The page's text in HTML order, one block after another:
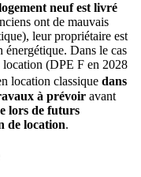
neuf est livré
ont de mauvais
leur propriétaire est
énergétique. Dans le cas
location (DPE F en 2028
location classique dans
à prévoir avant
lors de futurs
de location.